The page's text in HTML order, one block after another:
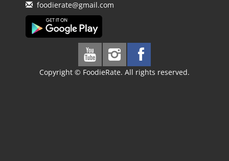
foodierate@gmail.com
Copyright © FoodieRate. All rights reserved.